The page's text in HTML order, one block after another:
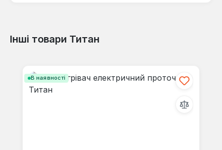
Відгуків не знайдено. Поділіться
Інші товари Титан
В наявності